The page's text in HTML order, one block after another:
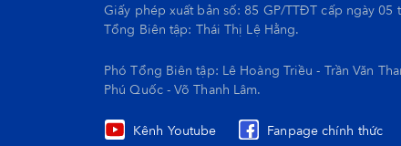
Giấy phép xuất bản số: 85 GP/TTĐT cấp ngày 05
Tổng Biên tập: Thái Thị Lệ Hằng.
Phó Tổng Biên tập: Lê Hoàng Triều - Trần Văn
Phú Quốc - Võ Thanh Lâm.
Kênh Youtube Fanpage chính thức